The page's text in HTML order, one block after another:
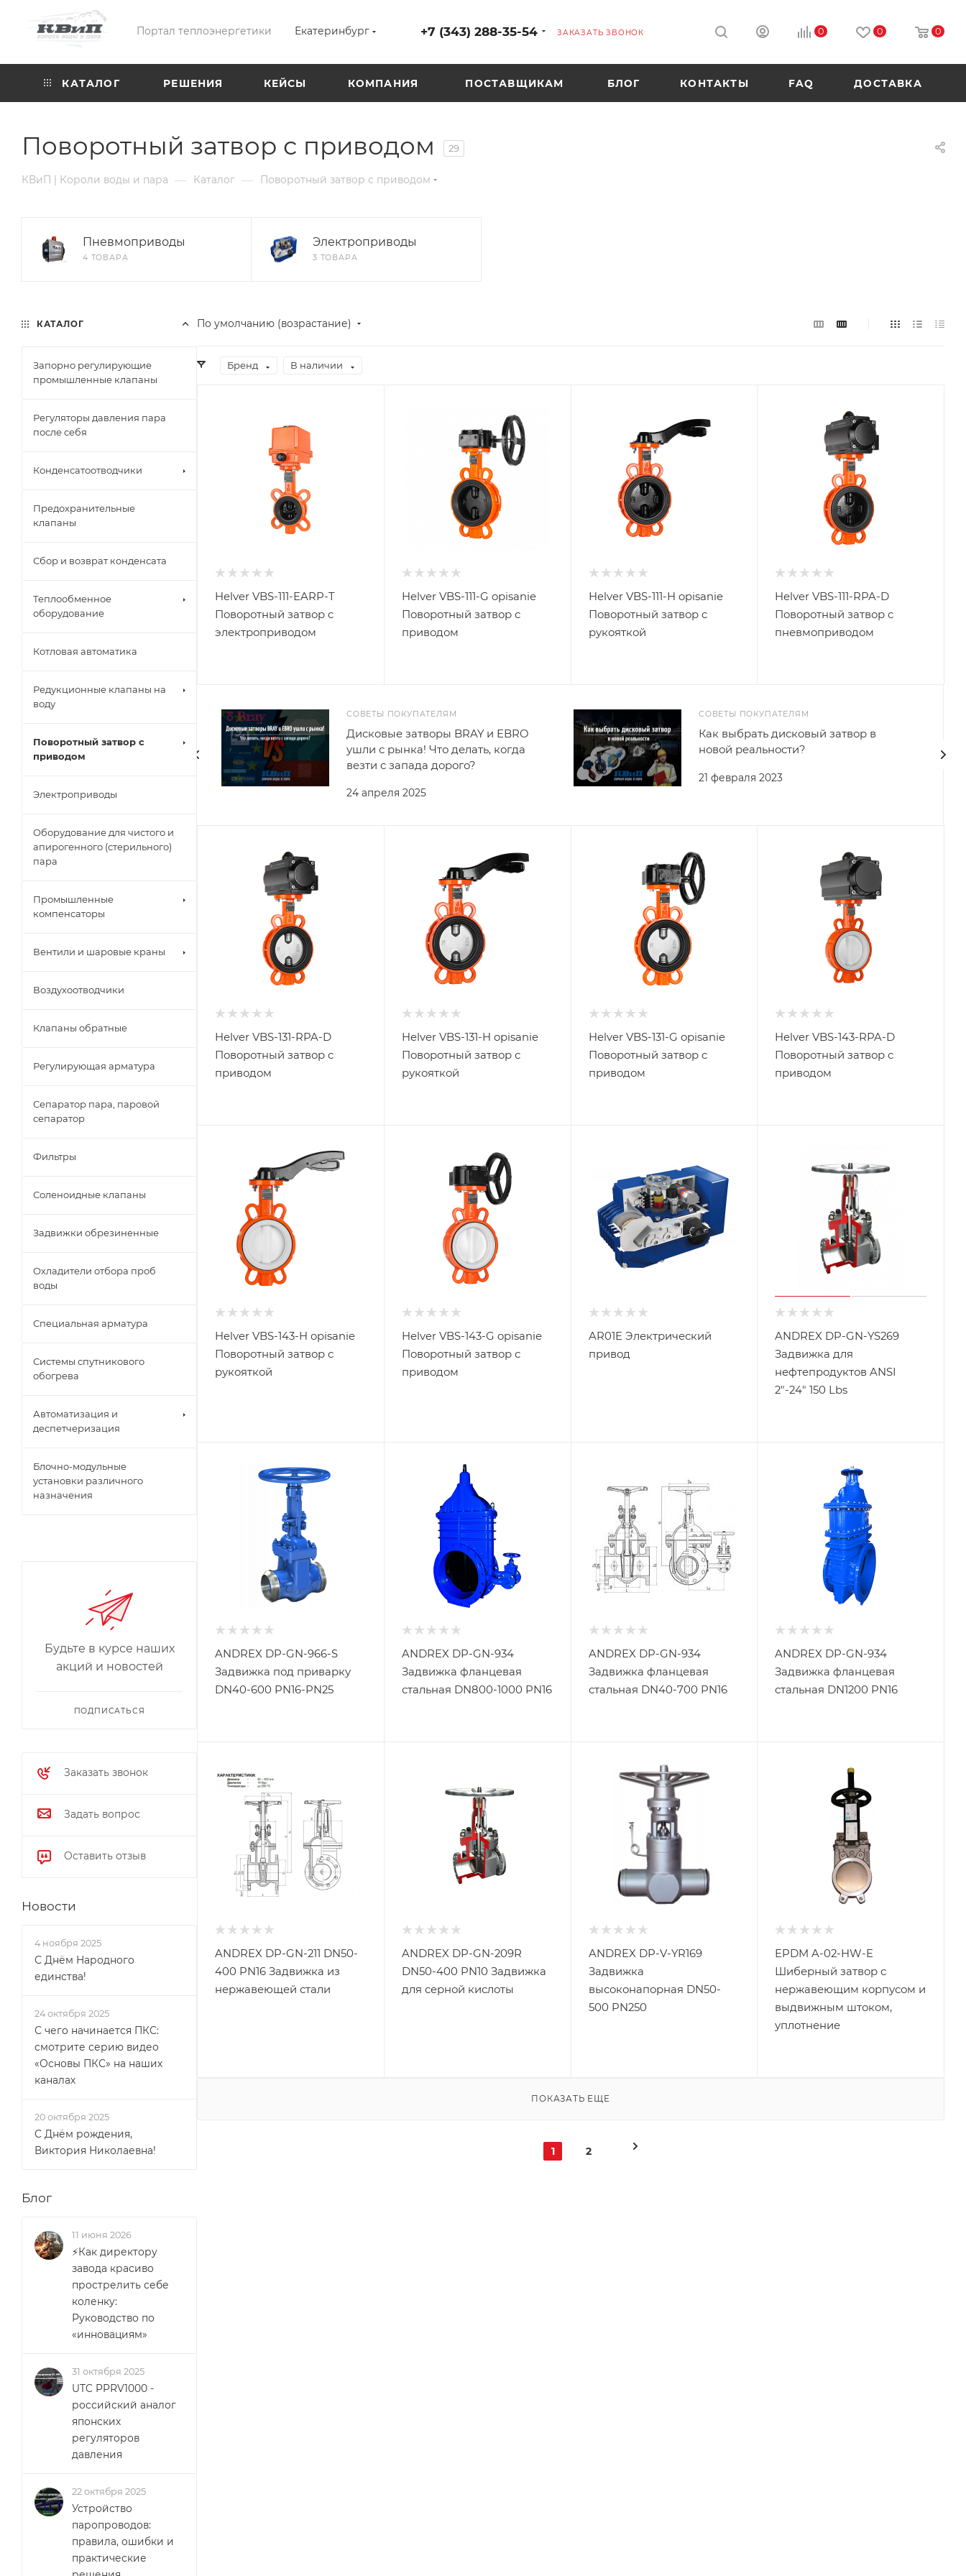
Портал теплоэнергетики Екатеринбург +7 (343) 288-35-54 ЗАКАЗАТЬ ЗВОНОК 0 0 0
КАТАЛОГ РЕШЕНИЯ КЕЙСЫ КОМПАНИЯ ПОСТАВЩИКАМ БЛОГ КОНТАКТЫ FAQ ДОСТАВКА
Поворотный затвор с приводом 29
КВиП | Короли воды и пара — Каталог — Поворотный затвор с приводом
Пневмоприводы
4 ТОВАРА
Электроприводы
3 ТОВАРА
По умолчанию (возрастание)
Бренд В наличии
Helver VBS-111-EARP-T
Поворотный затвор с
электроприводом
Helver VBS-111-G opisanie
Поворотный затвор с
приводом
Helver VBS-111-H opisanie
Поворотный затвор с
рукояткой
Helver VBS-111-RPA-D
Поворотный затвор с
пневмоприводом
СОВЕТЫ ПОКУПАТЕЛЯМ
24 апреля 2025
Дисковые затворы BRAY и EBRO
ушли с рынка! Что делать, когда
везти с запада дорого?
СОВЕТЫ ПОКУПАТЕЛЯМ
21 февраля 2023
Как выбрать дисковый затвор в
новой реальности?
Helver VBS-131-RPA-D
Поворотный затвор с
приводом
Helver VBS-131-H opisanie
Поворотный затвор с
рукояткой
Helver VBS-131-G opisanie
Поворотный затвор с
приводом
Helver VBS-143-RPA-D
Поворотный затвор с
приводом
Helver VBS-143-H opisanie
Поворотный затвор с
рукояткой
Helver VBS-143-G opisanie
Поворотный затвор с
приводом
AR01E Электрический
привод
ANDREX DP-GN-YS269
Задвижка для
нефтепродуктов ANSI
2"-24" 150 Lbs
ANDREX DP-GN-966-S
Задвижка под приварку
DN40-600 PN16-PN25
ANDREX DP-GN-934
Задвижка фланцевая
стальная DN800-1000 PN16
ANDREX DP-GN-934
Задвижка фланцевая
стальная DN40-700 PN16
ANDREX DP-GN-934
Задвижка фланцевая
стальная DN1200 PN16
ANDREX DP-GN-211 DN50-
400 PN16 Задвижка из
нержавеющей стали
ANDREX DP-GN-209R
DN50-400 PN10 Задвижка
для серной кислоты
ANDREX DP-V-YR169
Задвижка
высоконапорная DN50-
500 PN250
EPDM A-02-HW-E
Шиберный затвор с
нержавеющим корпусом и
выдвижным штоком,
уплотнение
ПОКАЗАТЬ ЕЩЕ
1 2
КАТАЛОГ
Запорно регулирующие
промышленные клапаны
Регуляторы давления пара
после себя
Конденсатоотводчики
Предохранительные
клапаны
Сбор и возврат конденсата
Теплообменное
оборудование
Котловая автоматика
Редукционные клапаны на
воду
Поворотный затвор с
приводом
Электроприводы
Оборудование для чистого и
апирогенного (стерильного)
пара
Промышленные
компенсаторы
Вентили и шаровые краны
Воздухоотводчики
Клапаны обратные
Регулирующая арматура
Сепаратор пара, паровой
сепаратор
Фильтры
Соленоидные клапаны
Задвижки обрезиненные
Охладители отбора проб
воды
Специальная арматура
Системы спутникового
обогрева
Автоматизация и
деспетчеризация
Блочно-модульные
установки различного
назначения
Будьте в курсе наших
акций и новостей
ПОДПИСАТЬСЯ
Заказать звонок
Задать вопрос
Оставить отзыв
Новости
4 ноября 2025
С Днём Народного
единства!
24 октября 2025
С чего начинается ПКС:
смотрите серию видео
«Основы ПКС» на наших
каналах
20 октября 2025
С Днём рождения,
Виктория Николаевна!
Блог
11 июня 2026
⚡Как директору
завода красиво
прострелить себе
коленку:
Руководство по
«инновациям»
31 октября 2025
UTC PPRV1000 -
российский аналог
японских
регуляторов
давления
22 октября 2025
Устройство
паропроводов:
правила, ошибки и
практические